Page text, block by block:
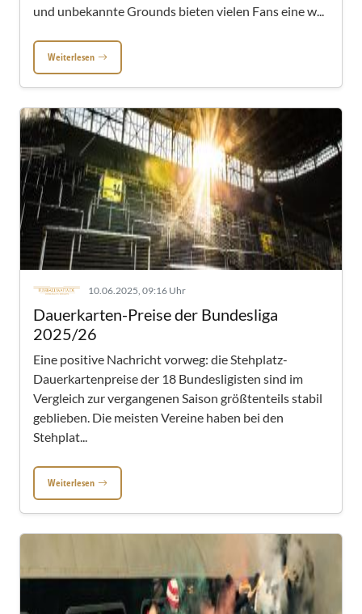
und unbekannte Grounds bieten vielen Fans eine w...
Weiterlesen
10.06.2025, 09:16 Uhr
Dauerkarten-Preise der Bundesliga
2025/26
Eine positive Nachricht vorweg: die Stehplatz-
Dauerkartenpreise der 18 Bundesligisten sind im
Vergleich zur vergangenen Saison größtenteils stabil
geblieben. Die meisten Vereine haben bei den
Stehplat...
Weiterlesen